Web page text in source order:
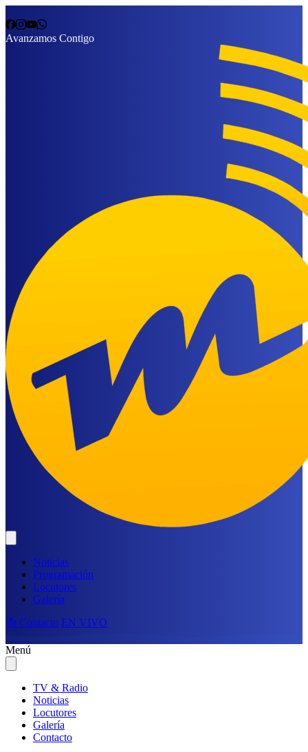
Avanzamos Contigo
Noticias
Programación
Locutores
Galería
📩 Contacto EN VIVO
Menú
TV & Radio
Noticias
Locutores
Galería
Contacto